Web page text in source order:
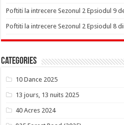
Poftiti la intrecere Sezonul 2 Epsiodul 9
Poftiti la intrecere Sezonul 2 Epsiodul 8
Categories
10 Dance 2025
13 jours, 13 nuits 2025
40 Acres 2024